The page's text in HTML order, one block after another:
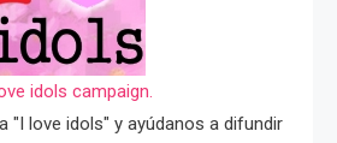
idols campaign.
"I love idols" y ayúdanos a difundir